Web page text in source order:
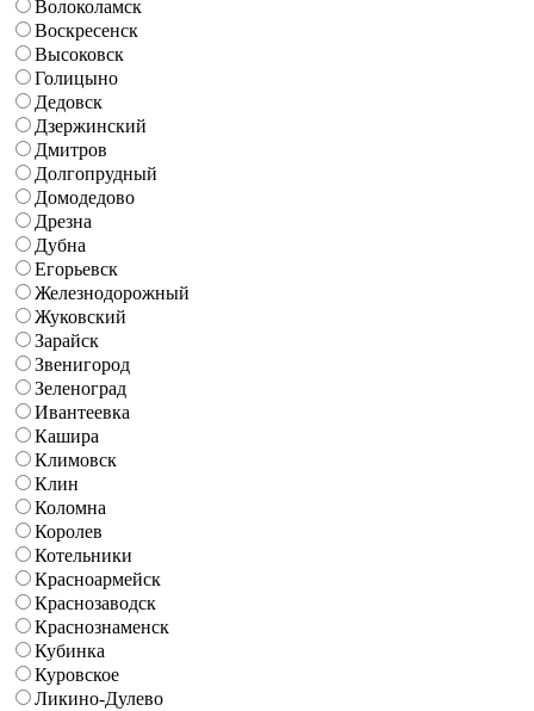
Волоколамск
Воскресенск
Высоковск
Голицыно
Дедовск
Дзержинский
Дмитров
Долгопрудный
Домодедово
Дрезна
Дубна
Егорьевск
Железнодорожный
Жуковский
Зарайск
Звенигород
Зеленоград
Ивантеевка
Кашира
Климовск
Клин
Коломна
Королев
Котельники
Красноармейск
Краснозаводск
Краснознаменск
Кубинка
Куровское
Ликино-Дулево